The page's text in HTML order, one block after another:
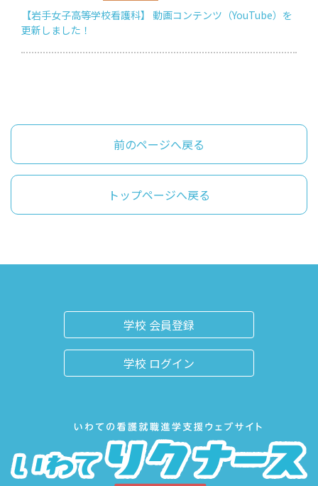
【岩手女子高等学校看護科】 動画コンテンツ（YouTube）を
更新しました！
前のページへ戻る
トップページへ戻る
学校 会員登録
学校 ログイン